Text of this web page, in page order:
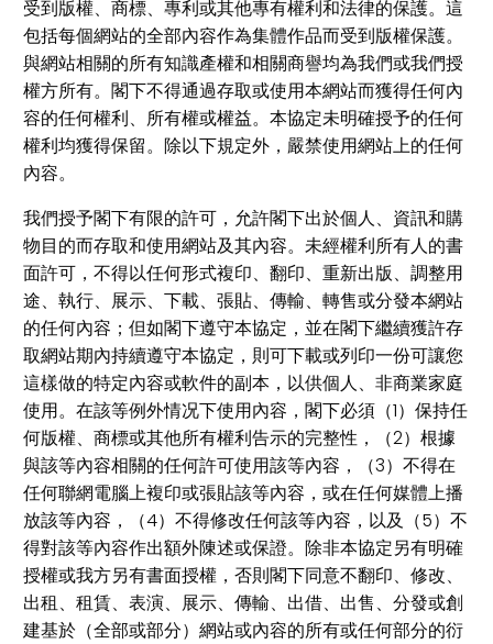
受到版權、商標、專利或其他專有權利和法律的保護。這
包括每個網站的全部內容作為集體作品而受到版權保護。
與網站相關的所有知識產權和相關商譽均為我們或我們授
權方所有。閣下不得通過存取或使用本網站而獲得任何內
容的任何權利、所有權或權益。本協定未明確授予的任何
權利均獲得保留。除以下規定外，嚴禁使用網站上的任何
內容。
我們授予閣下有限的許可，允許閣下出於個人、資訊和購
物目的而存取和使用網站及其內容。未經權利所有人的書
面許可，不得以任何形式複印、翻印、重新出版、調整用
途、執行、展示、下載、張貼、傳輸、轉售或分發本網站
的任何內容；但如閣下遵守本協定，並在閣下繼續獲許存
取網站期內持續遵守本協定，則可下載或列印一份可讓您
這樣做的特定內容或軟件的副本，以供個人、非商業家庭
使用。在該等例外情况下使用內容，閣下必須（1）保持任
何版權、商標或其他所有權利告示的完整性，（2）根據
與該等內容相關的任何許可使用該等內容，（3）不得在
任何聯網電腦上複印或張貼該等內容，或在任何媒體上播
放該等內容，（4）不得修改任何該等內容，以及（5）不
得對該等內容作出額外陳述或保證。除非本協定另有明確
授權或我方另有書面授權，否則閣下同意不翻印、修改、
出租、租賃、表演、展示、傳輸、出借、出售、分發或創
建基於（全部或部分）網站或內容的所有或任何部分的衍